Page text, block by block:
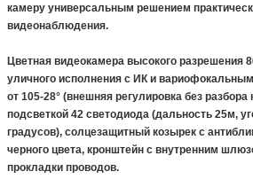
камеру универсальным решением
видеонаблюдения.
Цветная видеокамера высокого разрешения
уличного исполнения с ИК и
от 105-28° (внешняя регулировка без
подсветкой 42 светодиода (дальность 25м,
градусов), солцезащитный козырек с
черного цвета, кронштейн с внутренним
прокладки проводов.